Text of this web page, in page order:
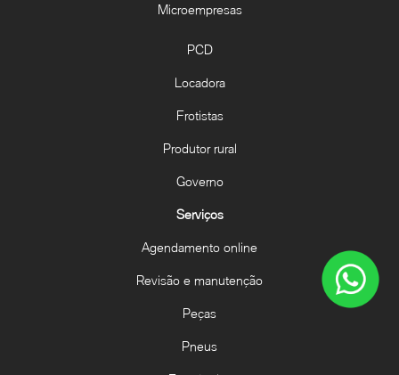
Microempresas
PCD
Locadora
Frotistas
Produtor rural
Governo
Serviços
Agendamento online
Revisão e manutenção
Peças
Pneus